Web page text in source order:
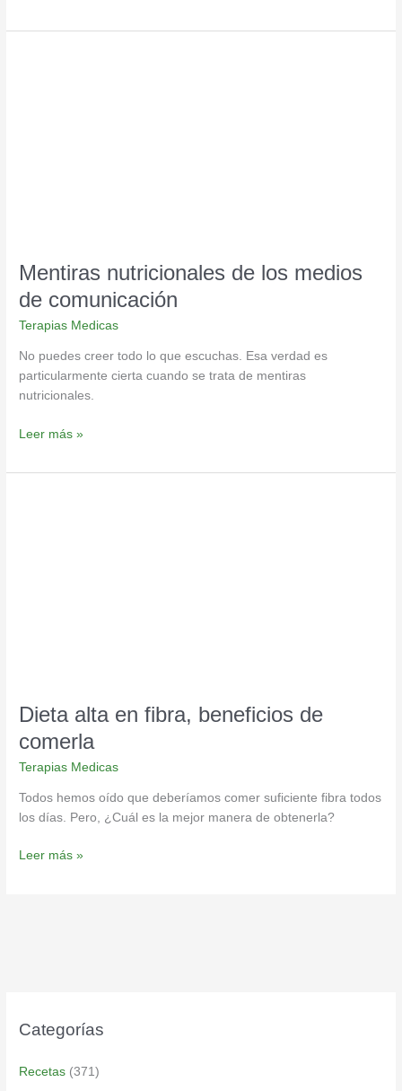
Mentiras nutricionales de los medios
de comunicación
Terapias Medicas
No puedes creer todo lo que escuchas. Esa verdad es
particularmente cierta cuando se trata de mentiras
nutricionales.
Leer más »
Dieta alta en fibra, beneficios de
comerla
Terapias Medicas
Todos hemos oído que deberíamos comer suficiente fibra todos
los días. Pero, ¿Cuál es la mejor manera de obtenerla?
Leer más »
Categorías
Recetas (371)